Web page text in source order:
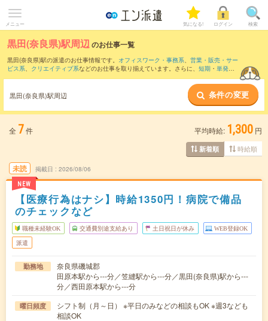
メニュー 気になる! ログイン 検索
黒田(奈良県)駅周辺のお仕事一覧
黒田(奈良県)駅の派遣のお仕事情報です。 オフィスワーク・事務系、 営業・販売・サー
ビス系、 クリエイティブ系などのお仕事を取り揃えています。さらに、 短期 ・ 単発な
また、奈良駅・大和西大寺駅
など近隣駅のお仕事も
ご確認いただけます。
黒田(奈良県)駅周辺 条件の変更
全 7件 平均時給: 1,300 円
新着順 時給順
未読
NEW
掲載日 2026/08/06
【医療行為はナシ】時給1350円！病院で備品
のチェックなど
職種未経験OK 交通費別途支給あり 土日祝日が休み WEB登録OK
派遣
勤務地
奈良県磯城郡
田原本駅から---分／笠縫駅から---分／黒田(奈良県)駅から---
分／西田原本駅から---分
曜日頻度
シフト制（月～日） ※平日のみなどの相談もOK ※週3なども
相談OK